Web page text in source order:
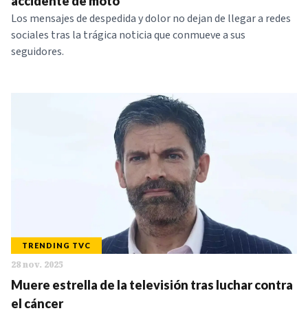
Los mensajes de despedida y dolor no dejan de llegar a redes
sociales tras la trágica noticia que conmueve a sus
seguidores.
TRENDING TVC
28 nov. 2025
Muere estrella de la televisión tras luchar contra
el cáncer